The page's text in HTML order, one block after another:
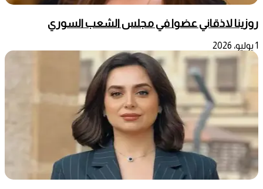
روزينا لاذقاني عضوا في مجلس الشعب السوري
1 يوليو، 2026